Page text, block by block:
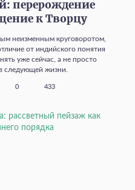
перерождение
к Творцу
неизменным круговоротом,
от индийского понятия
уже сейчас, а не просто
следующей жизни.
0 433